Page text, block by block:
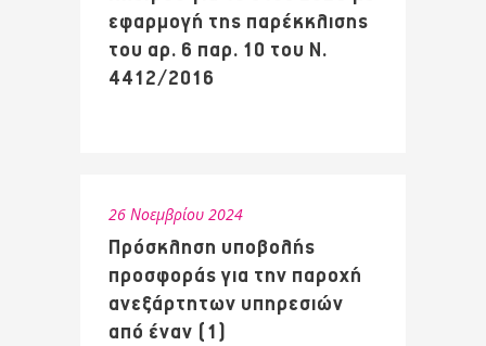
εφαρμογή της παρέκκλισης
του αρ. 6 παρ. 10 του Ν.
4412/2016
26 Νοεμβρίου 2024
Πρόσκληση υποβολής
προσφοράς για την παροχή
ανεξάρτητων υπηρεσιών
από έναν (1)